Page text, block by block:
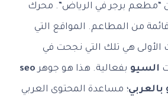
“مطعم برجر في الرياض”. محرك
من المطاعم. المواقع التي
هي تلك التي نجحت في
السيو بفعالية. هذا هو جوهرseo
بالعربي؛ مساعدة المحتوى العربي